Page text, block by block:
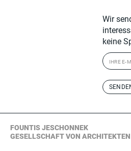
Wir
keine
FOUNTIS JESCHONNEK
GESELLSCHAFT VON